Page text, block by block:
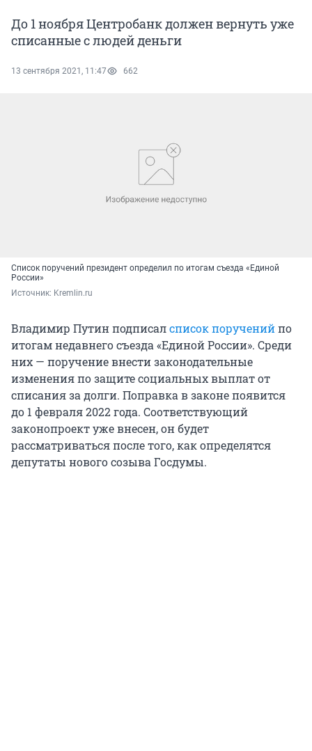
До 1 ноября Центробанк должен вернуть уже
списанные с людей деньги
13 сентября 2021, 11:47 662
Список поручений президент определил по итогам съезда «Единой
России»
Источник: Kremlin.ru
Владимир Путин подписалсписок порученийпо
итогам недавнего съезда «Единой России». Среди
них — поручение внести законодательные
изменения по защите социальных выплат от
списания за долги. Поправка в законе появится
до 1 февраля 2022 года. Соответствующий
законопроект уже внесен, он будет
рассматриваться после того, как определятся
депутаты нового созыва Госдумы.